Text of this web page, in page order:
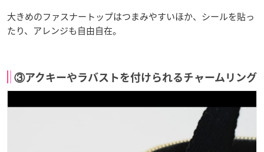
大きめのファスナートップはつまみやすいほか、シールを貼っ
たり、アレンジも自由自在。
③アクキーやラバストを付けられるチャームリング